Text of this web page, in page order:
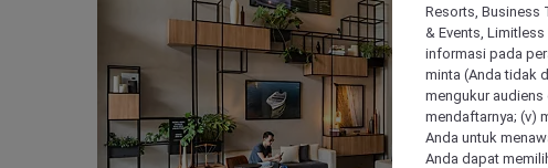
Resorts, Business
& Events,
informasi pada
minta (Anda tidak
mengukur audiens
mendaftarnya; (v)
Anda untuk
Anda dapat